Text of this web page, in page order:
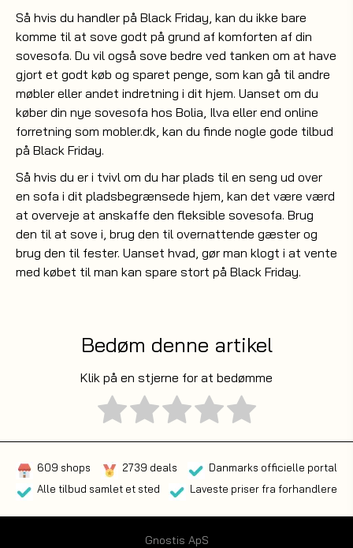
Så hvis du handler på Black Friday, kan du ikke bare
komme til at sove godt på grund af komforten af din
sovesofa. Du vil også sove bedre ved tanken om at have
gjort et godt køb og sparet penge, som kan gå til andre
møbler eller andet indretning i dit hjem. Uanset om du
køber din nye sovesofa hos Bolia, Ilva eller end online
forretning som mobler.dk, kan du finde nogle gode tilbud
på Black Friday.
Så hvis du er i tvivl om du har plads til en seng ud over
en sofa i dit pladsbegrænsede hjem, kan det være værd
at overveje at anskaffe den fleksible sovesofa. Brug
den til at sove i, brug den til overnattende gæster og
brug den til fester. Uanset hvad, gør man klogt i at vente
med købet til man kan spare stort på Black Friday.
Bedøm denne artikel
Klik på en stjerne for at bedømme
609 shops 2739 deals
Danmarks officielle portal
Alle tilbud samlet et sted
Laveste priser fra forhandlere
Gnostis ApS